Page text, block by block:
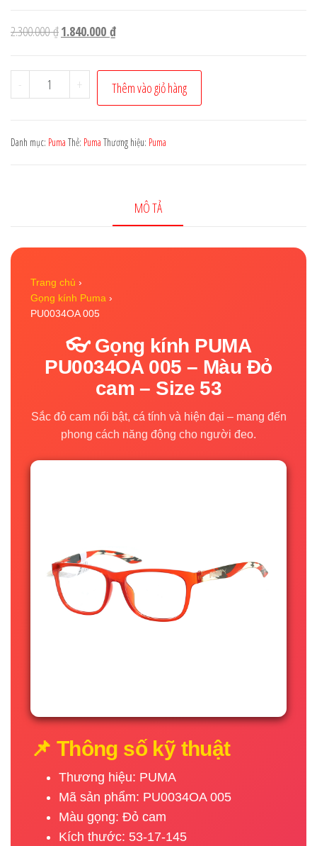
2.300.000₫Giá
là:
2.300.000 ₫.
1.840.000 ₫Giá
tại
là:
1.840.000 ₫.
-
Gọng
kính
PU0034OA
+ Thêm vào giỏ hàng
Danh mục: Puma Thẻ: Puma Thương hiệu: Puma
MÔ TẢ
Trang chủ ›
Gọng kính Puma ›
PU0034OA 005
👓 Gọng kính PUMA
PU0034OA 005 – Màu Đỏ
cam – Size 53
Sắc đỏ cam nổi bật, cá tính và hiện đại – mang đến
phong cách năng động cho người đeo.
📌 Thông số kỹ thuật
Thương hiệu: PUMA
Mã sản phẩm: PU0034OA 005
Màu gọng: Đỏ cam
Kích thước: 53-17-145